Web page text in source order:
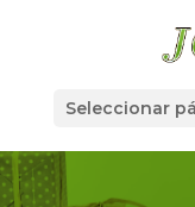
Seleccionar